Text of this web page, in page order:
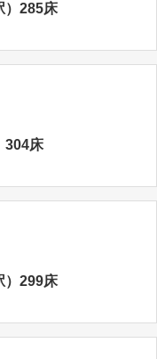
）285床
304床
）299床